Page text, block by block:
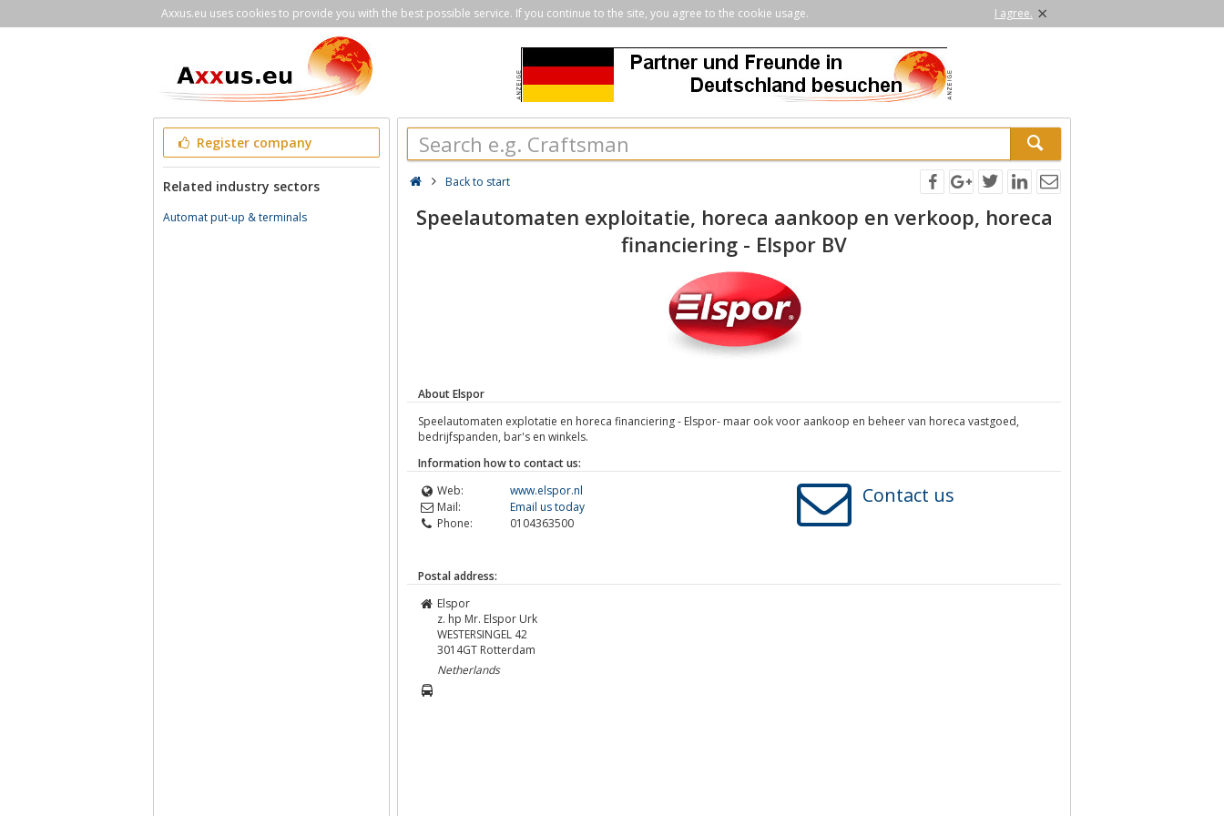
Axxus.eu uses cookies to provide you with the best possible service. If you continue to the site, you agree to the cookie usage. I agree. ×
Register company
Related industry sectors
Automat put-up & terminals
Back to start
Speelautomaten exploitatie, horeca aankoop en verkoop, horeca
financiering - Elspor BV
About Elspor
Speelautomaten explotatie en horeca financiering - Elspor- maar ook voor aankoop en beheer van horeca vastgoed,
bedrijfspanden, bar's en winkels.
Information how to contact us:
Web:
www.elspor.nl
Mail:
Email us today
Phone:
0104363500
Contact us
Postal address:
Elspor
z. hp Mr. Elspor Urk
WESTERSINGEL 42
3014GT Rotterdam
Netherlands